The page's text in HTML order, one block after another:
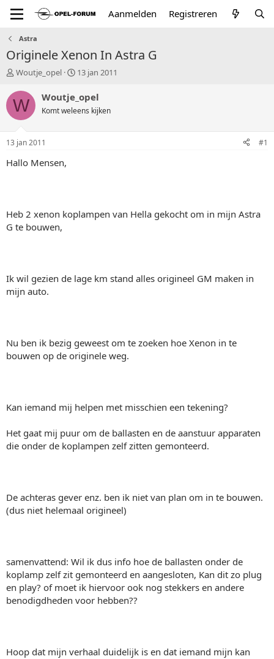
Aanmelden Registreren
Astra
Originele Xenon In Astra G
T
p
i
t
a
r
Woutje_opel
S
a
r
t
13 jan 2011
W Woutje_opel
Komt weleens kijken
13 jan 2011 #1
Hallo Mensen,
Heb 2 xenon koplampen van Hella gekocht om in mijn Astra
G te bouwen,
Ik wil gezien de lage km stand alles origineel GM maken in
mijn auto.
Nu ben ik bezig geweest om te zoeken hoe Xenon in te
bouwen op de originele weg.
Kan iemand mij helpen met misschien een tekening?
Het gaat mij puur om de ballasten en de aanstuur apparaten
die onder de koplampen zelf zitten gemonteerd.
De achteras gever enz. ben ik niet van plan om in te bouwen.
(dus niet helemaal origineel)
samenvattend: Wil ik dus info hoe de ballasten onder de
koplamp zelf zit gemonteerd en aangesloten, Kan dit zo plug
en play? of moet ik hiervoor ook nog stekkers en andere
benodigdheden voor hebben??
Hoop dat mijn verhaal duidelijk is en dat iemand mijn kan